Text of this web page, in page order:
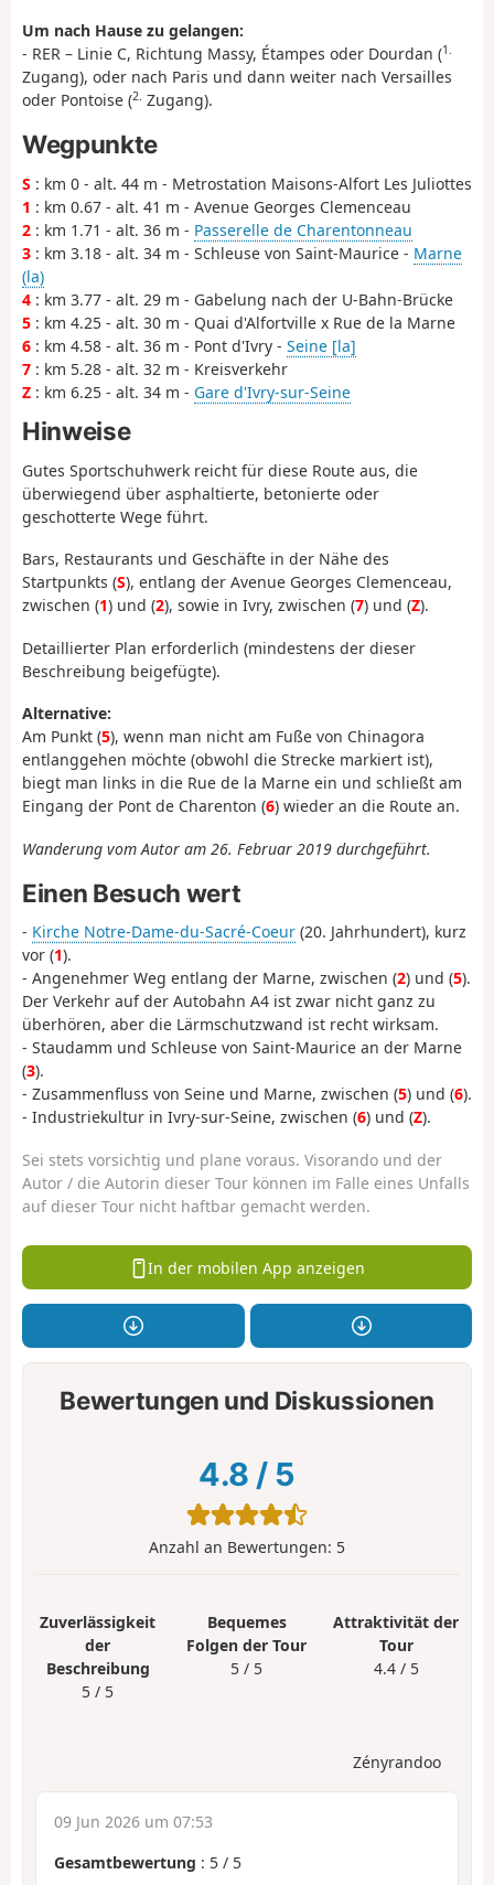
Um nach Hause zu gelangen:
- RER – Linie C, Richtung Massy, Étampes oder Dourdan (1.
Zugang), oder nach Paris und dann weiter nach Versailles
oder Pontoise (2. Zugang).
Wegpunkte
S : km 0 - alt. 44 m - Metrostation Maisons-Alfort Les Juliottes
1 : km 0.67 - alt. 41 m - Avenue Georges Clemenceau
2 : km 1.71 - alt. 36 m - Passerelle de Charentonneau
3 : km 3.18 - alt. 34 m - Schleuse von Saint-Maurice - Marne
(la)
4 : km 3.77 - alt. 29 m - Gabelung nach der U-Bahn-Brücke
5 : km 4.25 - alt. 30 m - Quai d'Alfortville x Rue de la Marne
6 : km 4.58 - alt. 36 m - Pont d'Ivry - Seine [la]
7 : km 5.28 - alt. 32 m - Kreisverkehr
Z : km 6.25 - alt. 34 m - Gare d'Ivry-sur-Seine
Hinweise
Gutes Sportschuhwerk reicht für diese Route aus, die
überwiegend über asphaltierte, betonierte oder
geschotterte Wege führt.
Bars, Restaurants und Geschäfte in der Nähe des
Startpunkts (S), entlang der Avenue Georges Clemenceau,
zwischen (1) und (2), sowie in Ivry, zwischen (7) und (Z).
Detaillierter Plan erforderlich (mindestens der dieser
Beschreibung beigefügte).
Alternative:
Am Punkt (5), wenn man nicht am Fuße von Chinagora
entlanggehen möchte (obwohl die Strecke markiert ist),
biegt man links in die Rue de la Marne ein und schließt am
Eingang der Pont de Charenton (6) wieder an die Route an.
Wanderung vom Autor am 26. Februar 2019 durchgeführt.
Einen Besuch wert
- Kirche Notre-Dame-du-Sacré-Coeur (20. Jahrhundert), kurz
vor (1).
- Angenehmer Weg entlang der Marne, zwischen (2) und (5).
Der Verkehr auf der Autobahn A4 ist zwar nicht ganz zu
überhören, aber die Lärmschutzwand ist recht wirksam.
- Staudamm und Schleuse von Saint-Maurice an der Marne
(3).
- Zusammenfluss von Seine und Marne, zwischen (5) und (6).
- Industriekultur in Ivry-sur-Seine, zwischen (6) und (Z).
Sei stets vorsichtig und plane voraus. Visorando und der
Autor / die Autorin dieser Tour können im Falle eines Unfalls
auf dieser Tour nicht haftbar gemacht werden.
In der mobilen App anzeigen
Bewertungen und Diskussionen
4.8 / 5
Anzahl an Bewertungen: 5
Zuverlässigkeit
der
Beschreibung
5 / 5
Bequemes
Folgen der Tour
5 / 5
Attraktivität der
Tour
4.4 / 5
Zényrandoo
09 Jun 2026 um 07:53
Gesamtbewertung : 5 / 5